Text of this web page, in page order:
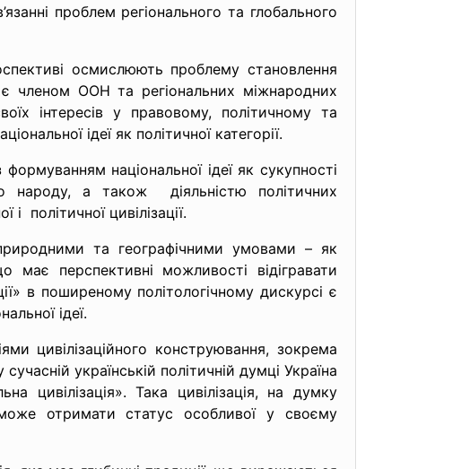
проблем регіонального та глобального
осмислюють проблему становлення
є членом ООН та регіональних міжнародних
інтересів у правовому, політичному та
ідеї як політичної категорії.
національної ідеї як сукупності
народу, а також діяльністю політичних
політичної цивілізації.
та географічними умовами – як
має перспективні можливості відігравати
в поширеному політологічному дискурсі є
ідеї.
цивілізаційного конструювання, зокрема
українській політичній думці Україна
цивілізація». Така цивілізація, на думку
отримати статус особливої у своєму